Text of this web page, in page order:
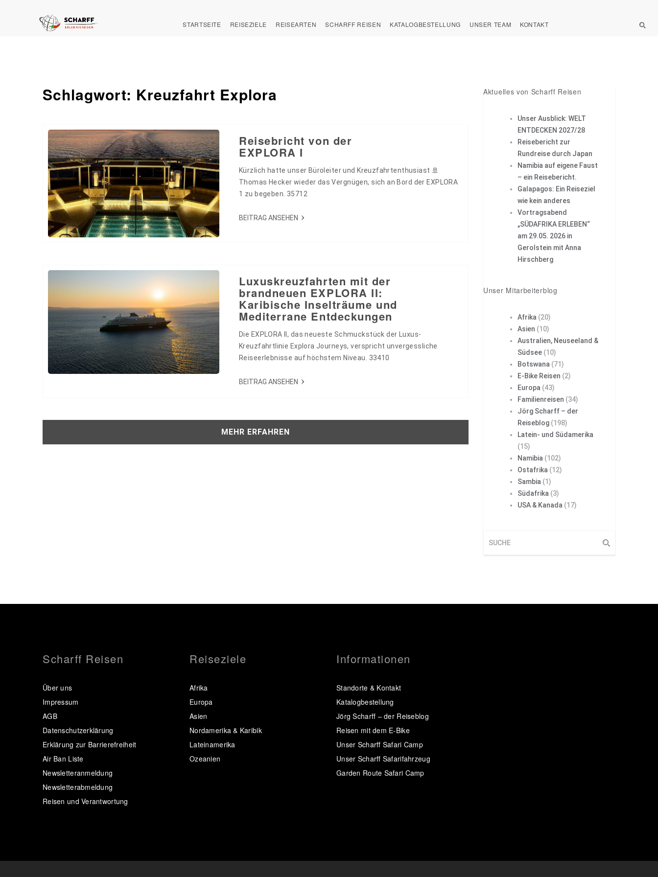
STARTSEITE REISEZIELE REISEARTEN SCHARFF REISEN KATALOGBESTELLUNG UNSER TEAM KONTAKT
Schlagwort: Kreuzfahrt Explora
Reisebricht von der
EXPLORA I
Kürzlich hatte unser Büroleiter und Kreuzfahrtenthusiast 🚢
Thomas Hecker wieder das Vergnügen, sich an Bord der EXPLORA
1 zu begeben. 35712
BEITRAG ANSEHEN
Luxuskreuzfahrten mit der
brandneuen EXPLORA II:
Karibische Inselträume und
Mediterrane Entdeckungen
Die EXPLORA II, das neueste Schmuckstück der Luxus-
Kreuzfahrtlinie Explora Journeys, verspricht unvergessliche
Reiseerlebnisse auf höchstem Niveau. 33410
BEITRAG ANSEHEN
MEHR ERFAHREN
Aktuelles von Scharff Reisen
Unser Ausblick: WELT
ENTDECKEN 2027/28
Reisebericht zur
Rundreise durch Japan
Namibia auf eigene Faust
– ein Reisebericht.
Galapagos: Ein Reiseziel
wie kein anderes
Vortragsabend
„SÜDAFRIKA ERLEBEN“
am 29.05. 2026 in
Gerolstein mit Anna
Hirschberg
Unser Mitarbeiterblog
Afrika (20)
Asien (10)
Australien, Neuseeland &
Südsee (10)
Botswana (71)
E-Bike Reisen (2)
Europa (43)
Familienreisen (34)
Jörg Scharff – der
Reiseblog (198)
Latein- und Südamerika
(15)
Namibia (102)
Ostafrika (12)
Sambia (1)
Südafrika (3)
USA & Kanada (17)
Scharff Reisen
Über uns
Impressum
AGB
Datenschutzerklärung
Erklärung zur Barrierefreiheit
Air Ban Liste
Newsletteranmeldung
Newsletterabmeldung
Reisen und Verantwortung
Reiseziele
Afrika
Europa
Asien
Nordamerika & Karibik
Lateinamerika
Ozeanien
Informationen
Standorte & Kontakt
Katalogbestellung
Jörg Scharff – der Reiseblog
Reisen mit dem E-Bike
Unser Scharff Safari Camp
Unser Scharff Safarifahrzeug
Garden Route Safari Camp